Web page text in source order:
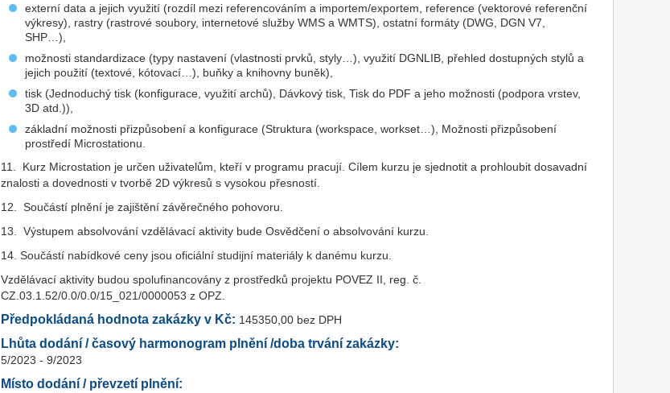
externí data a jejich využití (rozdíl mezi referencováním a importem/exportem, reference (vektorové referenční
výkresy), rastry (rastrové soubory, internetové služby WMS a WMTS), ostatní formáty (DWG, DGN V7,
SHP…),
možnosti standardizace (typy nastavení (vlastnosti prvků, styly…), využití DGNLIB, přehled dostupných stylů a
jejich použití (textové, kótovací…), buňky a knihovny buněk),
tisk (Jednoduchý tisk (konfigurace, využití archů), Dávkový tisk, Tisk do PDF a jeho možnosti (podpora vrstev,
3D atd.)),
základní možnosti přizpůsobení a konfigurace (Struktura (workspace, workset…), Možnosti přizpůsobení
prostředí Microstationu.
11. Kurz Microstation je určen uživatelům, kteří v programu pracují. Cílem kurzu je sjednotit a prohloubit dosavadní
znalosti a dovednosti v tvorbě 2D výkresů s vysokou přesností.
12. Součástí plnění je zajištění závěrečného pohovoru.
13. Výstupem absolvování vzdělávací aktivity bude Osvědčení o absolvování kurzu.
14. Součástí nabídkové ceny jsou oficiální studijní materiály k danému kurzu.
Vzdělávací aktivity budou spolufinancovány z prostředků projektu POVEZ II, reg. č.
CZ.03.1.52/0.0/0.0/15_021/0000053 z OPZ.
Předpokládaná hodnota zakázky v Kč: 145350,00 bez DPH
Lhůta dodání / časový harmonogram plnění /doba trvání zakázky:
5/2023 - 9/2023
Místo dodání / převzetí plnění: